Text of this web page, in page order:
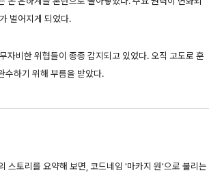
벌어지게 되었다.
자비한 위협들이 종종 감지되고 있었다. 오직 고도로 훈
수하기 위해 부름을 받았다.
스토리를 요약해 보면, 코드네임 '마카지 원'으로 불리는